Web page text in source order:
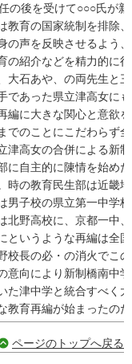
の後を受けて○○○氏が
育の国家統制を排除
の声を反映させるよう
の紹介などを精力的に
大石あや、の両先生と
であった県立津高女に
編に大きな関心と意欲
でのことにこだわらず
津高女の合併による新
に自主的に陳情を始め
時の教育民生部は近畿
男子校の県立第一中学
北野高校に、京都一中
というような再編は全
長の必・の消火でこ
意向により新制橋南中
た津中学と統合すべく
教育再編が始まったの
ページのトップへ戻る